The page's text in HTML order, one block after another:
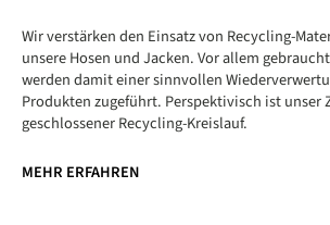
Wir verstärken den Einsatz von Recycling-
unsere Hosen und Jacken. Vor allem
werden damit einer sinnvollen
Produkten zugeführt. Perspektivisch ist unser
geschlossener Recycling-Kreislauf.
MEHR ERFAHREN